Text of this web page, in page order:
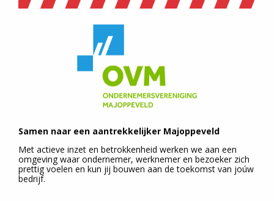
Samen naar een aantrekkelijker Majoppeveld
Met actieve inzet en betrokkenheid werken we aan een
omgeving waar ondernemer, werknemer en bezoeker zich
prettig voelen en kun jij bouwen aan de toekomst van joúw
bedrijf.